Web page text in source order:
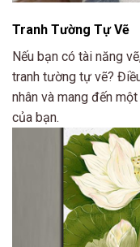
Tranh Tường Tự Vẽ
Nếu bạn có tài năng
tranh tường tự vẽ?
nhân và mang đến
của bạn.